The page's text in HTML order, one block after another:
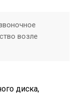
возле
диска,